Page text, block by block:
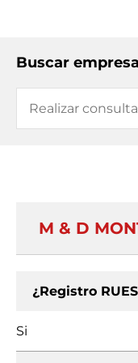
Buscar empresa
M & D
¿Registro
Si